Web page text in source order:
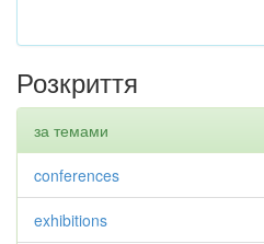
Розкриття
за темами
conferences
exhibitions